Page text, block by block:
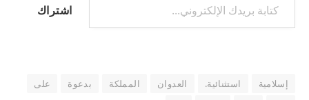
اشتراك
إسلامية استثنائية. العدوان المملكة بدعوة
على